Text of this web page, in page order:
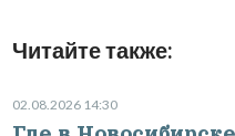
Читайте также:
02.08.2026 14:30